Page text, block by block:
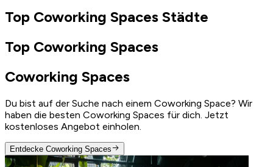
Top Coworking Spaces Städte
Top Coworking Spaces
Coworking Spaces
Du bist auf der Suche nach einem Coworking Space? Wir
haben die besten Coworking Spaces für dich. Jetzt
kostenloses Angebot einholen.
Entdecke Coworking Spaces